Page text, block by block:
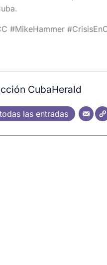
#MikeHammer
CubaHerald
las entradas